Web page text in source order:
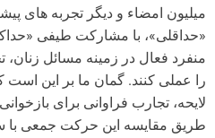
میلیون امضاء و دیگر تجربه های
«حداقلی»، با مشارکت طیفی
منفرد فعال در زمینه مسائل
را عملی کنند. گمان ما بر این است
لایحه، تجارب فراوانی برای
طریق مقایسه این حرکت جمعی با